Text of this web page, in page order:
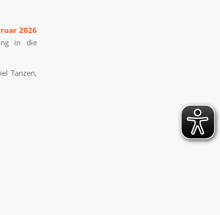
2026
in die
Tanzen,